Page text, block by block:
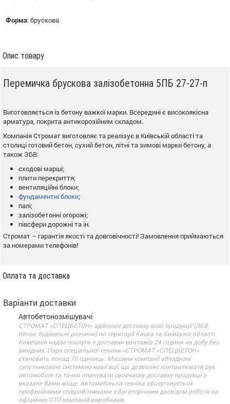
Форма:брускова
Опис товару
Перемичка брускова залізобетонна 5ПБ 27-27-п
Виготовляється із бетону важкої марки. Всередині є високоякісна
арматура, покрита антикорозійним складом.
Компанія Стромат виготовляє та реалізує в Київській області та
столиці готовий бетон, сухий бетон, літні та зимові марки бетону, а
також ЗБВ:
сходові марші;
плити перекриття;
вентиляційні блоки;
фундаментні блоки;
палі;
залізобетонні огорожі;
півсфери дорожні та ін.
Стромат – гарантія якості та довговічності! Замовлення приймаються
за номерами телефонів!
Оплата та доставка
Варіанти доставки
Автобетонозмішувачі
СТРОМАТ «СПЕЦБЕТОН» здійснює доставку всієї продукції (ЗБВ,
бетон, будівельні розчини) по території Києва та Київської області.
Компанія надає послуги з доставки вантажів 24 години на добу без
вихідних. Парк спеціальної техніки «СТРОМАТ «СПЕЦБЕТОН»
становить понад 70 одиниць. Машини компанії обладнані
супутниковою системою навігації, що дозволяє контролювати рух
автомобіля та точно планувати своєчасну доставку продукції у
вказане Вами місце. Автомобільна техніка обслуговується
професійними співробітниками з багаторічним досвідом роботи на
офіційних СТО компаній-виробників.